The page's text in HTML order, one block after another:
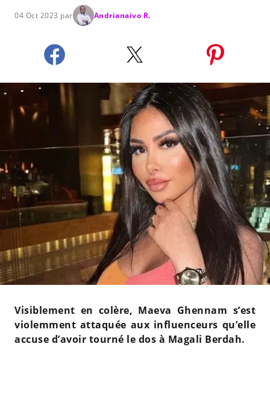
04 Oct 2023 par Andrianaivo R.
Visiblement en colère, Maeva Ghennam s’est
violemment attaquée aux influenceurs qu’elle
accuse d’avoir tourné le dos à Magali Berdah.